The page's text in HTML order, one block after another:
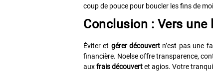
coup de pouce pour boucler les fins de
Conclusion : Vers
Éviter et gérer découvert n’est pas une
financière. Noelse offre transparence,
auxfrais découvertet agios. Votre